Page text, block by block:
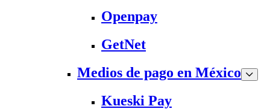
Openpay
GetNet
Medios de pago en México
Kueski Pay